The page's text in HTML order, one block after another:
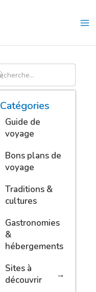
Catégories
Guide de
voyage
Bons plans de
voyage
Traditions &
cultures
Gastronomies
&
hébergements
Sites à
découvrir